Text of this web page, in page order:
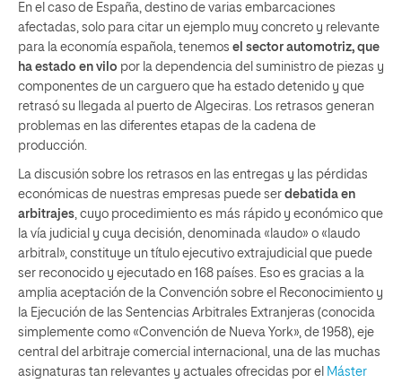
En el caso de España, destino de varias embarcaciones
afectadas, solo para citar un ejemplo muy concreto y relevante
para la economía española, tenemos el sector automotriz, que
ha estado en vilo por la dependencia del suministro de piezas y
componentes de un carguero que ha estado detenido y que
retrasó su llegada al puerto de Algeciras. Los retrasos generan
problemas en las diferentes etapas de la cadena de
producción.
La discusión sobre los retrasos en las entregas y las pérdidas
económicas de nuestras empresas puede ser debatida en
arbitrajes, cuyo procedimiento es más rápido y económico que
la vía judicial y cuya decisión, denominada «laudo» o «laudo
arbitral», constituye un título ejecutivo extrajudicial que puede
ser reconocido y ejecutado en 168 países. Eso es gracias a la
amplia aceptación de la Convención sobre el Reconocimiento y
la Ejecución de las Sentencias Arbitrales Extranjeras (conocida
simplemente como «Convención de Nueva York», de 1958), eje
central del arbitraje comercial internacional, una de las muchas
asignaturas tan relevantes y actuales ofrecidas por el Máster